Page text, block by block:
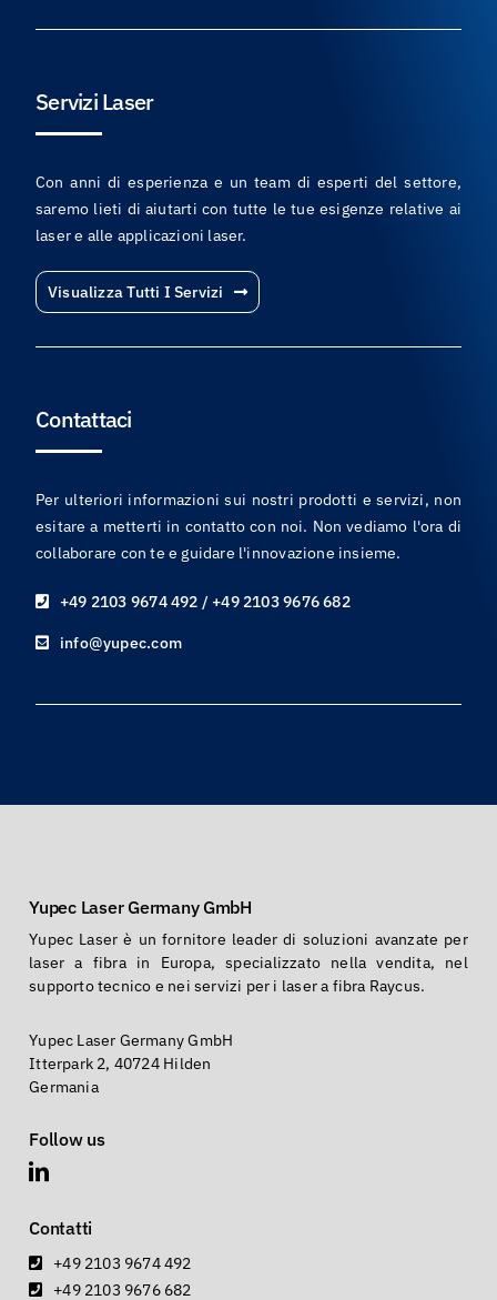
Servizi Laser
Con anni di esperienza e un team di esperti del settore,
saremo lieti di aiutarti con tutte le tue esigenze relative ai
laser e alle applicazioni laser.
Visualizza Tutti I Servizi
Contattaci
Per ulteriori informazioni sui nostri prodotti e servizi, non
esitare a metterti in contatto con noi. Non vediamo l'ora di
collaborare con te e guidare l'innovazione insieme.
+49 2103 9674 492 / +49 2103 9676 682
info@yupec.com
Yupec Laser Germany GmbH
Yupec Laser è un fornitore leader di soluzioni avanzate per
laser a fibra in Europa, specializzato nella vendita, nel
supporto tecnico e nei servizi per i laser a fibra Raycus.
Yupec Laser Germany GmbH
Itterpark 2, 40724 Hilden
Germania
Follow us
Contatti
+49 2103 9674 492
+49 2103 9676 682